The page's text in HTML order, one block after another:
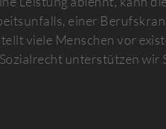
einer
viele Menschen vor
unterstützen wir